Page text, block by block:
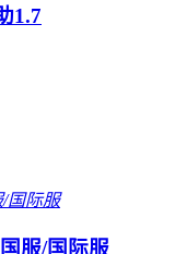
1.7
服/国际服